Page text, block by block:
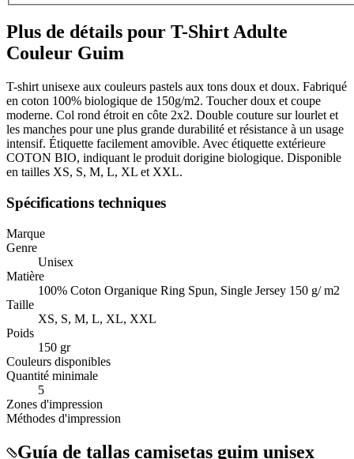
Plus de détails pour T-Shirt Adulte
Couleur Guim
T-shirt unisexe aux couleurs pastels aux tons doux et doux. Fabriqué
en coton 100% biologique de 150g/m2. Toucher doux et coupe
moderne. Col rond étroit en côte 2x2. Double couture sur lourlet et
les manches pour une plus grande durabilité et résistance à un usage
intensif. Étiquette facilement amovible. Avec étiquette extérieure
COTON BIO, indiquant le produit dorigine biologique. Disponible
en tailles XS, S, M, L, XL et XXL.
Spécifications techniques
Marque
Genre
Unisex
Matière
100% Coton Organique Ring Spun, Single Jersey 150 g/ m2
Taille
XS, S, M, L, XL, XXL
Poids
150 gr
Couleurs disponibles
Quantité minimale
5
Zones d'impression
Méthodes d'impression
Guía de tallas camisetas guim unisex